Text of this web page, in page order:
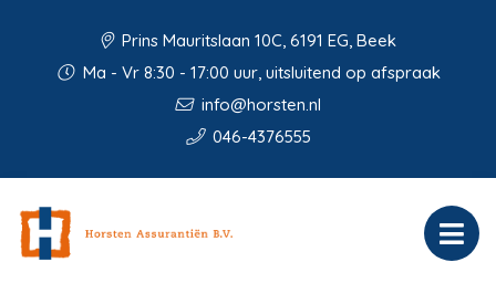
Prins Mauritslaan 10C, 6191 EG, Beek
Ma - Vr 8:30 - 17:00 uur, uitsluitend op afspraak
info@horsten.nl
046-4376555